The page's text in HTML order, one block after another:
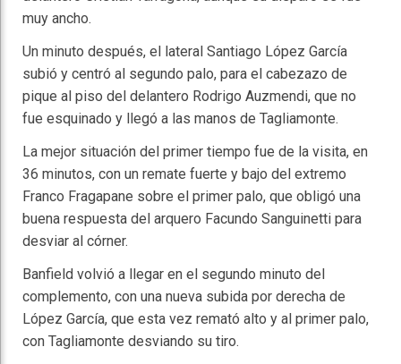
muy ancho.
Un minuto después, el lateral Santiago López García
subió y centró al segundo palo, para el cabezazo de
pique al piso del delantero Rodrigo Auzmendi, que no
fue esquinado y llegó a las manos de Tagliamonte.
La mejor situación del primer tiempo fue de la visita, en
36 minutos, con un remate fuerte y bajo del extremo
Franco Fragapane sobre el primer palo, que obligó una
buena respuesta del arquero Facundo Sanguinetti para
desviar al córner.
Banfield volvió a llegar en el segundo minuto del
complemento, con una nueva subida por derecha de
López García, que esta vez remató alto y al primer palo,
con Tagliamonte desviando su tiro.